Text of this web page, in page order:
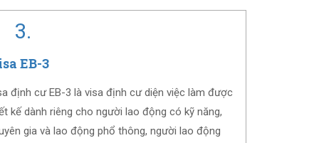
3.
EB-3
định cư EB-3 là visa định cư diện việc làm được
kế dành riêng cho người lao động có kỹ năng,
gia và lao động phổ thông, người lao động